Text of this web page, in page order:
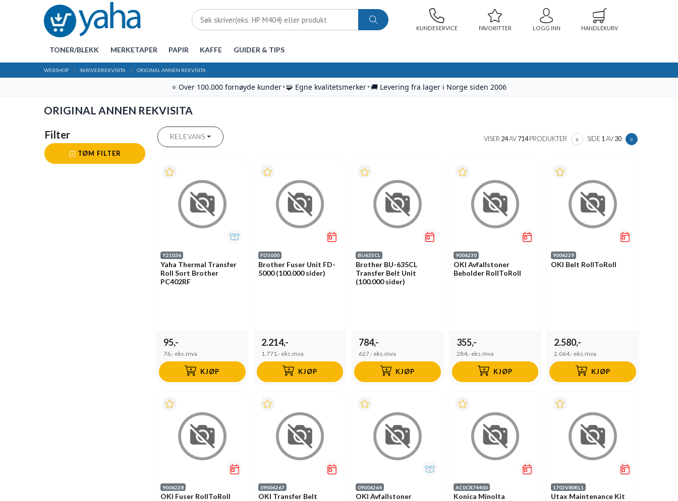
KUNDESERVICE FAVORITTER LOGG INN HANDLEKURV
TONER/BLEKK MERKETAPER PAPIR KAFFE GUIDER & TIPS
WEBSHOP SKRIVERREKVISITA ORIGINAL ANNEN REKVISITA
⭐ Over 100.000 fornøyde kunder•🧩 Egne kvalitetsmerker•🚚 Levering fra lager i Norge siden 2006
ORIGINAL ANNEN REKVISITA
Filter
TØM FILTER
RELEVANS VISER 24AV714PRODUKTER «PREVIOUS
SIDE1 AV30 »NEXT
Y21036
Yaha Thermal Transfer
Roll Sort Brother
PC402RF
95,-
76,- eks.mva
KJØP
FD5000
Brother Fuser Unit FD-
5000 (100.000 sider)
2.214,-
1.771,- eks.mva
KJØP
BU635CL
Brother BU-635CL
Transfer Belt Unit
(100.000 sider)
784,-
627,- eks.mva
KJØP
9006230
OKI Avfallstoner
Beholder RollToRoll
355,-
284,- eks.mva
KJØP
9006229
OKI Belt RollToRoll
2.580,-
2.064,- eks.mva
KJØP
9006228
OKI Fuser RollToRoll
09006267
OKI Transfer Belt
09006264
OKI Avfallstoner
AC0CR74400
Konica Minolta
1702V80KL1
Utax Maintenance Kit